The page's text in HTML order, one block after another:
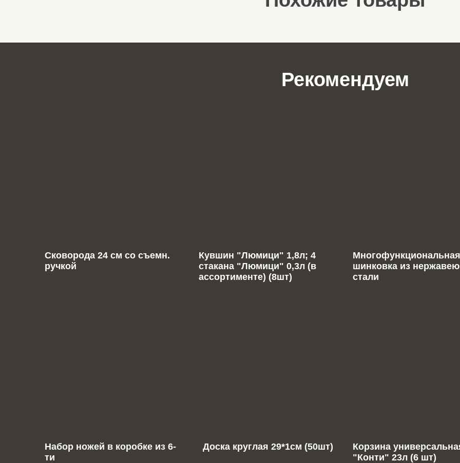
Рекомендуем
Сковорода 24 см со съемн.
ручкой
Кувшин "Люмици" 1,8л; 4
стакана "Люмици" 0,3л (в
ассортименте) (8шт)
Многофункциональная
шинковка из
стали
Набор ножей в коробке из 6-
ти
Доска круглая 29*1см (50шт)
Корзина
"Конти" 23л (6 шт)